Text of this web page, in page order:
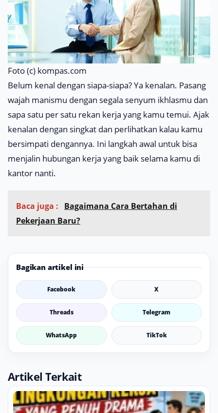
Foto (c) kompas.com
Belum kenal dengan siapa-siapa? Ya kenalan. Pasang
wajah manismu dengan segala senyum ikhlasmu dan
sapa satu per satu rekan kerja yang kamu temui. Ajak
kenalan dengan singkat dan perlihatkan kalau kamu
bersimpati dengannya. Ini langkah awal untuk bisa
menjalin hubungan kerja yang baik selama kamu di
kantor nanti.
Baca juga :
Bagaimana Cara Bertahan di
Pekerjaan Baru?
Bagikan artikel ini
Facebook X
Threads Telegram
WhatsApp TikTok
Artikel Terkait